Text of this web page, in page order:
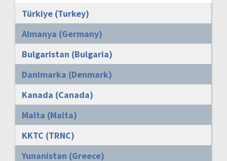
Türkiye (Turkey)
Almanya (Germany)
Bulgaristan (Bulgaria)
Danimarka (Denmark)
Kanada (Canada)
Malta (Malta)
KKTC (TRNC)
Yunanistan (Greece)